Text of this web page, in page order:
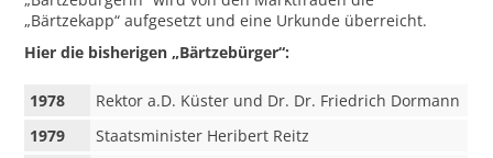
„Bärtzekapp“ aufgesetzt und eine Urkunde überreicht.
Hier die bisherigen „Bärtzebürger“:
1978
Rektor a.D. Küster und Dr. Dr. Friedrich Dormann
1979
Staatsminister Heribert Reitz